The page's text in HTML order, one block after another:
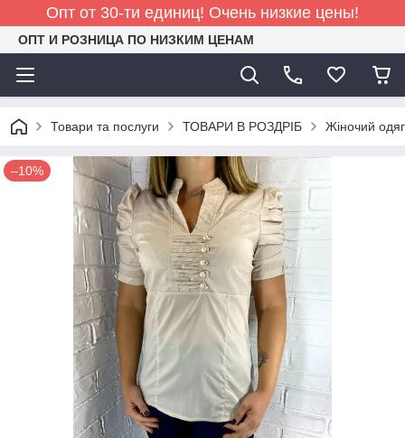
Опт от 30-ти единиц! Очень низкие цены!
ОПТ И РОЗНИЦА ПО НИЗКИМ ЦЕНАМ
Товари та послуги ТОВАРИ В РОЗДРІБ Жіночий одяг
–10%